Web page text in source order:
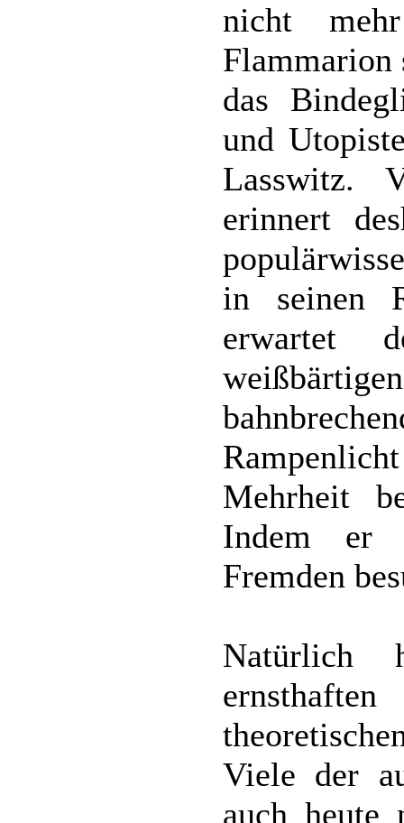
nicht
Flammarion
das
und
Lasswitz.
erinnert
in seinen
erwartet
Mehrheit
Indem er
Fremden
Viele der
auch heute